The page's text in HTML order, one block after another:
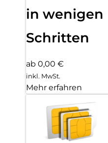
in wenigen
Schritten
ab 0,00 €
inkl. MwSt.
Mehr erfahren